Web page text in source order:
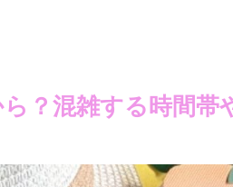
？混雑する時間帯